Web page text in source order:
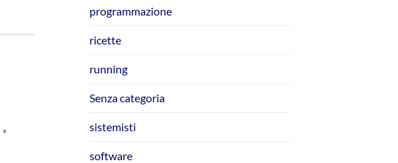
*
programmazione
ricette
running
Senza categoria
sistemisti
software